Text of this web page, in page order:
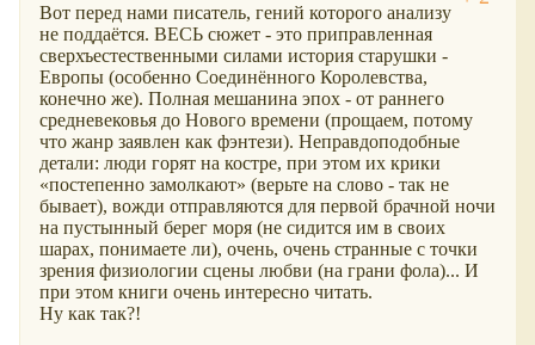
Вот перед нами писатель, гений которого анализу
не поддаётся. ВЕСЬ сюжет - это приправленная
сверхъестественными силами история старушки -
Европы (особенно Соединённого Королевства,
конечно же). Полная мешанина эпох - от раннего
средневековья до Нового времени (прощаем, потому
что жанр заявлен как фэнтези). Неправдоподобные
детали: люди горят на костре, при этом их крики
постепенно замолкают
(верьте на слово - так не
бывает), вожди отправляются для первой брачной ночи
на пустынный берег моря (не сидится им в своих
шарах, понимаете ли), очень, очень странные с точки
зрения физиологии сцены любви (на грани фола)... И
при этом книги очень интересно читать.
Ну как так?!